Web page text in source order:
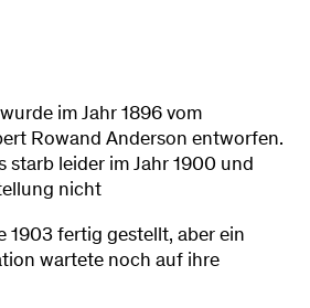
im Jahr 1896 vom
Rowand Anderson entworfen.
starb leider im Jahr 1900 und
nicht
1903 fertig gestellt, aber ein
wartete noch auf ihre